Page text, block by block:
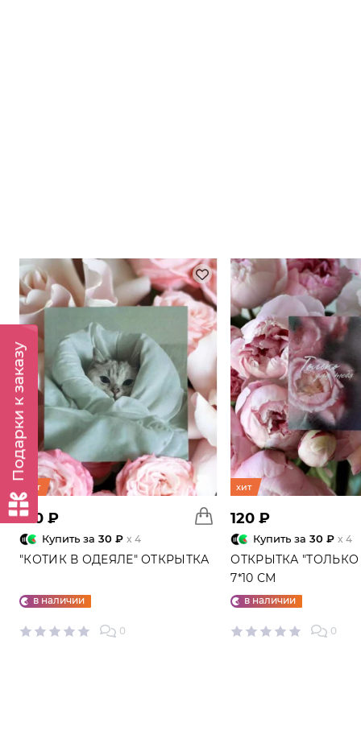
хит
120 ₽
Купить за 30 ₽ x 4
"КОТИК В ОДЕЯЛЕ" ОТКРЫТКА
в наличии
0
хит
120 ₽
Купить за 30 ₽ x 4
ОТКРЫТКА "ТОЛЬКО
7*10 СМ
в наличии
0
Подарки к заказу